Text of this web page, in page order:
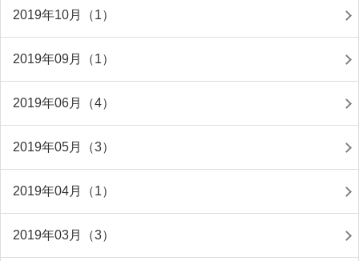
2019年10月（1）
2019年09月（1）
2019年06月（4）
2019年05月（3）
2019年04月（1）
2019年03月（3）